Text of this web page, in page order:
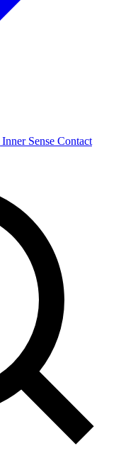
Inner Sense Contact